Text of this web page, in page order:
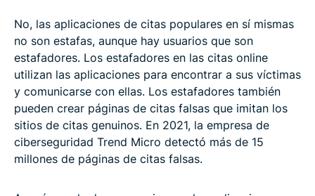
No, las aplicaciones de citas populares en sí mismas
no son estafas, aunque hay usuarios que son
estafadores. Los estafadores en las citas online
utilizan las aplicaciones para encontrar a sus víctimas
y comunicarse con ellas. Los estafadores también
pueden crear páginas de citas falsas que imitan los
sitios de citas genuinos. En 2021, la empresa de
ciberseguridad Trend Micro detectó más de 15
millones de páginas de citas falsas.